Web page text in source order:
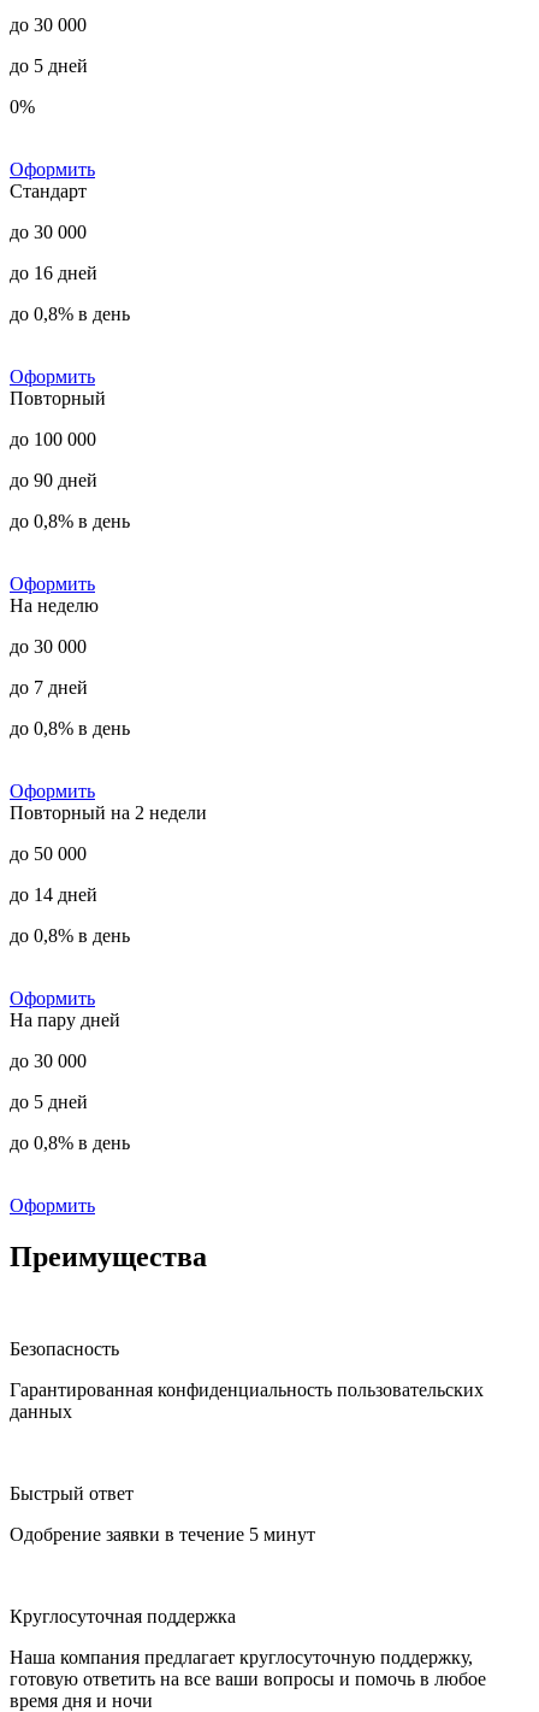
до 30 000
до 5 дней
0%
Оформить
Стандарт
до 30 000
до 16 дней
до 0,8% в день
Оформить
Повторный
до 100 000
до 90 дней
до 0,8% в день
Оформить
На неделю
до 30 000
до 7 дней
до 0,8% в день
Оформить
Повторный на 2 недели
до 50 000
до 14 дней
до 0,8% в день
Оформить
На пару дней
до 30 000
до 5 дней
до 0,8% в день
Оформить
Преимущества
Безопасность
Гарантированная конфиденциальность пользовательских
данных
Быстрый ответ
Одобрение заявки в течение 5 минут
Круглосуточная поддержка
Наша компания предлагает круглосуточную поддержку,
готовую ответить на все ваши вопросы и помочь в любое
время дня и ночи